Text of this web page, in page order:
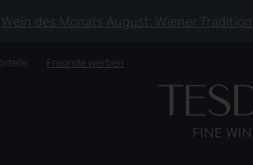
Wein des Monats August: Wiener
Freunde werben